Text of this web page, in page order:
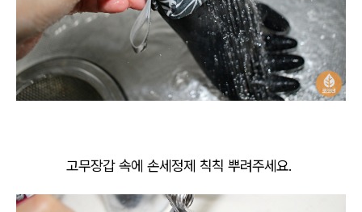
고무장갑 속에 손세정제 칙칙 뿌려주세요.